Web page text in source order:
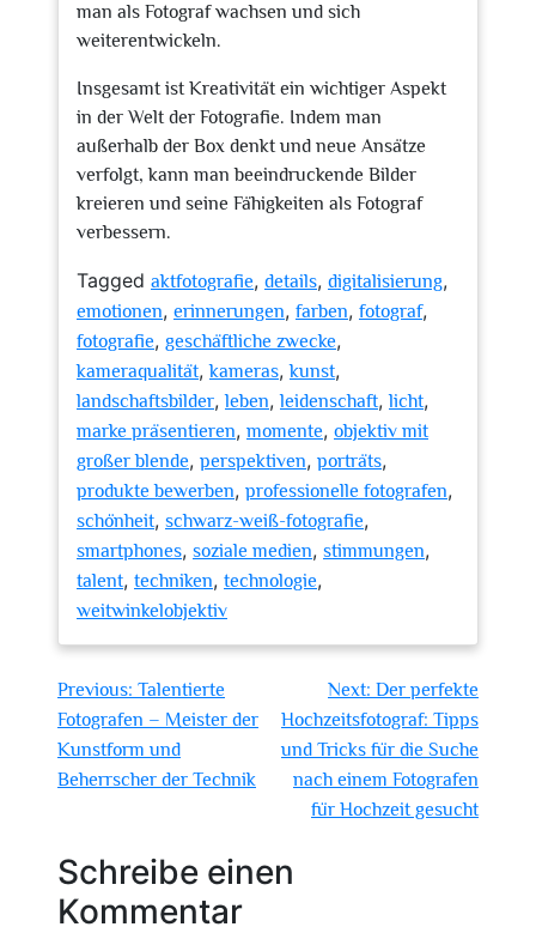
man als Fotograf wachsen und sich
weiterentwickeln.
Insgesamt ist Kreativität ein wichtiger Aspekt
in der Welt der Fotografie. Indem man
außerhalb der Box denkt und neue Ansätze
verfolgt, kann man beeindruckende Bilder
kreieren und seine Fähigkeiten als Fotograf
verbessern.
Tagged aktfotografie, details, digitalisierung,
emotionen, erinnerungen, farben, fotograf,
fotografie, geschäftliche zwecke,
kameraqualität,kameras,kunst,
landschaftsbilder,leben,leidenschaft,licht,
marke präsentieren, momente, objektiv mit
großer blende, perspektiven, porträts,
produkte bewerben, professionelle fotografen,
schönheit, schwarz-weiß-fotografie,
smartphones, soziale medien, stimmungen,
talent, techniken, technologie,
weitwinkelobjektiv
Beitragsnavigation
Previous: Talentierte
Fotografen – Meister der
Kunstform und
Beherrscher der Technik
Next: Der perfekte
Hochzeitsfotograf: Tipps
und Tricks für die Suche
nach einem Fotografen
für Hochzeit gesucht
Schreibe einen
Kommentar